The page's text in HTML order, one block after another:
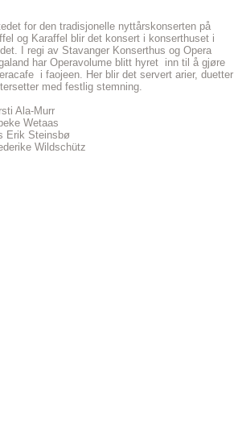
for den tradisjonelle nyttårskonserten på
og Karaffel blir det konsert i konserthuset i
I regi av Stavanger Konserthus og Opera
har Operavolume blitt hyret inn til å gjøre
i faojeen. Her blir det servert arier, duetter
med festlig stemning.
Ala-Murr
Wetaas
Erik Steinsbø
Wildschütz